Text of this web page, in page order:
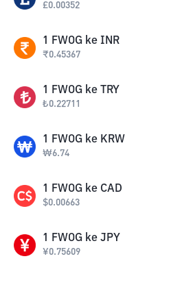
£0.00352
1 FWOG ke INR
₹0.45367
1 FWOG ke TRY
₺0.22711
1 FWOG ke KRW
₩6.74
1 FWOG ke CAD
$0.00663
1 FWOG ke JPY
¥0.75609